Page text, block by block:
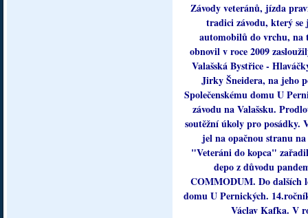
Závody veteránů, jízda
tradici závodu, který se
automobilů do vrchu,
obnovil v roce 2009
Valašská Bystřice -
Jirky Šneidera, na jeho
Společenskému domu U
závodu na Valašsku.
soutěžní úkoly pro posádky.
jel na opačnou stranu
"Veteráni do kopca"
depo z důvodu
COMMODUM. Do dalších
domu U Pernických.
Václav Kafka. V